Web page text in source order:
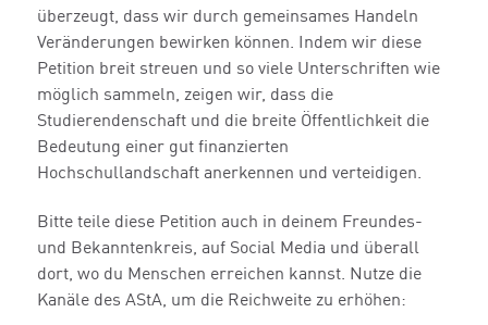
überzeugt, dass wir durch gemeinsames Handeln
Veränderungen bewirken können. Indem wir diese
Petition breit streuen und so viele Unterschriften wie
möglich sammeln, zeigen wir, dass die
Studierendenschaft und die breite Öffentlichkeit die
Bedeutung einer gut finanzierten
Hochschullandschaft anerkennen und verteidigen.
Bitte teile diese Petition auch in deinem Freundes-
und Bekanntenkreis, auf Social Media und überall
dort, wo du Menschen erreichen kannst. Nutze die
Kanäle des AStA, um die Reichweite zu erhöhen: